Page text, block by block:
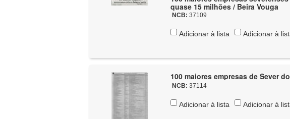
quase 15 milhões / Beira Vouga
NCB:37109
Adicionar à lista Adicionar à
100 maiores empresas de Sever
NCB:37114
Adicionar à lista Adicionar à